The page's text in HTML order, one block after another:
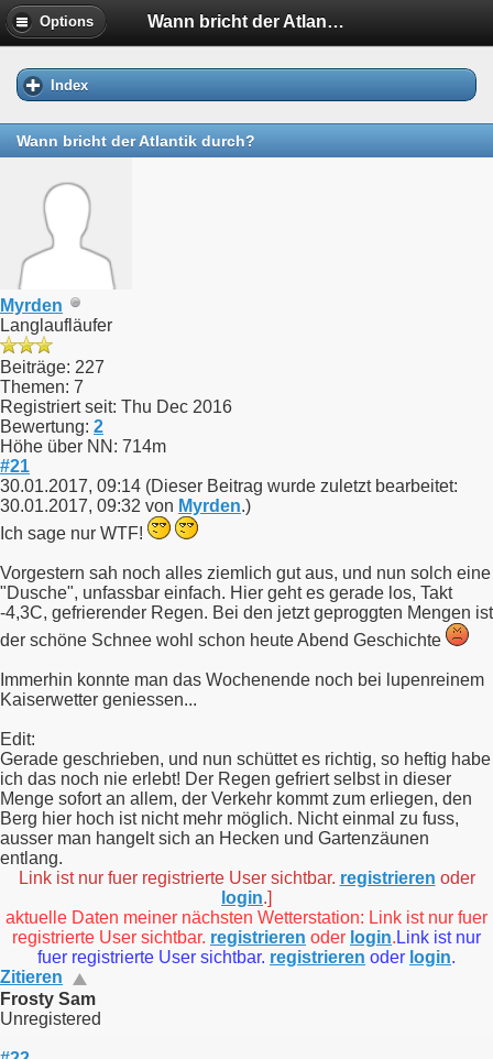
Options Wann bricht der Atlantik durch?
Index
Wann bricht der Atlantik durch?
Myrden
Langlaufläufer
Beiträge: 227
Themen: 7
Registriert seit: Thu Dec 2016
Bewertung: 2
Höhe über NN: 714m
#21
30.01.2017, 09:14 (Dieser Beitrag wurde zuletzt bearbeitet:
30.01.2017, 09:32 von Myrden.)
Ich sage nur WTF!
Vorgestern sah noch alles ziemlich gut aus, und nun solch eine
"Dusche", unfassbar einfach. Hier geht es gerade los, Takt
-4,3C, gefrierender Regen. Bei den jetzt geproggten Mengen ist
der schöne Schnee wohl schon heute Abend Geschichte
Immerhin konnte man das Wochenende noch bei lupenreinem
Kaiserwetter geniessen...
Edit:
Gerade geschrieben, und nun schüttet es richtig, so heftig habe
ich das noch nie erlebt! Der Regen gefriert selbst in dieser
Menge sofort an allem, der Verkehr kommt zum erliegen, den
Berg hier hoch ist nicht mehr möglich. Nicht einmal zu fuss,
ausser man hangelt sich an Hecken und Gartenzäunen
entlang.
Link ist nur fuer registrierte User sichtbar. registrieren oder
login.]
aktuelle Daten meiner nächsten Wetterstation: Link ist nur fuer
registrierte User sichtbar. registrieren oder login. Link ist nur
fuer registrierte User sichtbar. registrieren oder login.
Zitieren
Frosty Sam
Unregistered